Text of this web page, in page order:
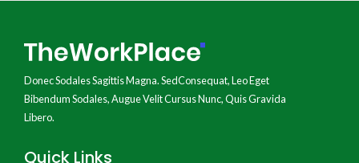
Donec Sodales Sagittis Magna. SedConsequat, Leo Eget
Bibendum Sodales, Augue Velit Cursus Nunc, Quis Gravida
Libero.
Quick Links